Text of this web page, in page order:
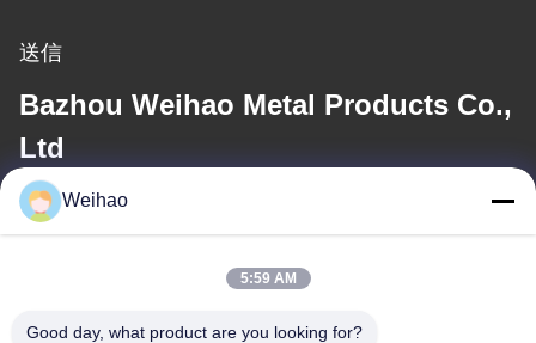
送信
Bazhou Weihao Metal Products Co.,
Ltd
電子メール
Weihao
5:59 AM
Good day, what product are you looking for?